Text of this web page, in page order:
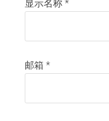
显示名称*
邮箱*